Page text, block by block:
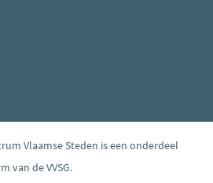
Vlaamse Steden is een onderdeel
van de VVSG.